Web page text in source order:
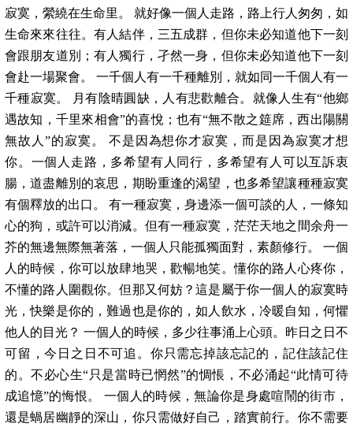
寂寞，縈繞在生命里。 就好像一個人走路，路上行人匆匆，如
生命來來往往。有人結伴，三五成群，但你未必知道他下一刻
會跟朋友道別；有人獨行，孑然一身，但你未必知道他下一刻
會赴一場聚會。 一千個人有一千種離別，就如同一千個人有一
千種寂寞。 月有陰晴圓缺，人有悲歡離合。就像人生有“他鄉
遇故知，千里來相會”的喜悅；也有“無不散之筵席，西出陽關
無故人”的寂寞。 不是因為想你才寂寞，而是因為寂寞才想
你。一個人走路，多希望有人同行，多希望有人可以互訴衷
腸，道盡離別的哀思，期盼重逢的渴望，也多希望讓種種寂寞
有個釋放的出口。 有一種寂寞，身邊添一個可談的人，一條知
心的狗，或許可以消減。但有一種寂寞，茫茫天地之間余舟一
芥的無邊無際無著落，一個人只能孤獨面對，素顏修行。 一個
人的時候，你可以放肆地哭，歡暢地笑。懂你的路人心疼你，
不懂的路人圍觀你。但那又何妨？這是屬于你一個人的寂寞時
光，快樂是你的，難過也是你的，如人飲水，冷暖自知，何懼
他人的目光？ 一個人的時候，多少往事涌上心頭。昨日之日不
可留，今日之日不可追。你只需忘掉該忘記的，記住該記住
的。不必心生“只是當時已惘然”的惆悵，不必涌起“此情可待
成追憶”的悔恨。 一個人的時候，無論你是身處喧鬧的街市，
還是蝸居幽靜的深山，你只需做好自己，踏實前行。你不需要